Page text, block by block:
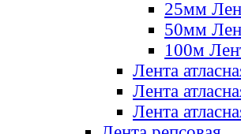
25мм
50мм
100м
Лента
Лента
Лента